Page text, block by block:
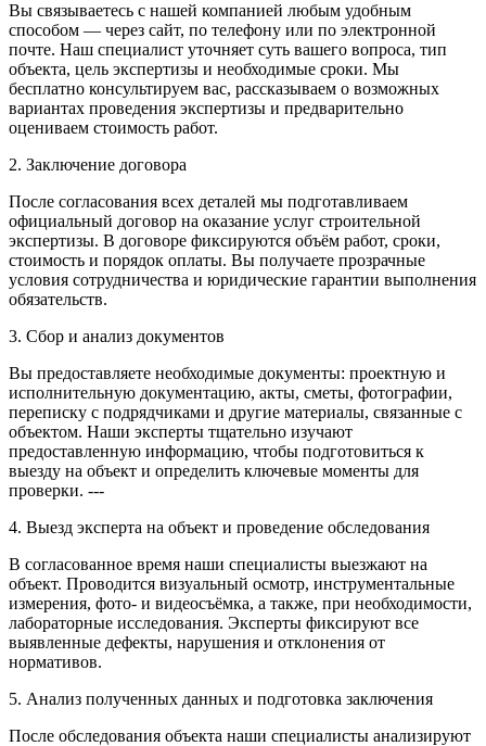
Вы связываетесь с нашей компанией любым удобным
способом — через сайт, по телефону или по электронной
почте. Наш специалист уточняет суть вашего вопроса, тип
объекта, цель экспертизы и необходимые сроки. Мы
бесплатно консультируем вас, рассказываем о возможных
вариантах проведения экспертизы и предварительно
оцениваем стоимость работ.
2. Заключение договора
После согласования всех деталей мы подготавливаем
официальный договор на оказание услуг строительной
экспертизы. В договоре фиксируются объём работ, сроки,
стоимость и порядок оплаты. Вы получаете прозрачные
условия сотрудничества и юридические гарантии выполнения
обязательств.
3. Сбор и анализ документов
Вы предоставляете необходимые документы: проектную и
исполнительную документацию, акты, сметы, фотографии,
переписку с подрядчиками и другие материалы, связанные с
объектом. Наши эксперты тщательно изучают
предоставленную информацию, чтобы подготовиться к
выезду на объект и определить ключевые моменты для
проверки. ---
4. Выезд эксперта на объект и проведение обследования
В согласованное время наши специалисты выезжают на
объект. Проводится визуальный осмотр, инструментальные
измерения, фото- и видеосъёмка, а также, при необходимости,
лабораторные исследования. Эксперты фиксируют все
выявленные дефекты, нарушения и отклонения от
нормативов.
5. Анализ полученных данных и подготовка заключения
После обследования объекта наши специалисты анализируют